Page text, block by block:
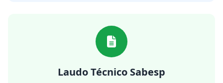
Laudo Técnico Sabesp